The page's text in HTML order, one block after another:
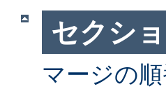
セクシ
マージの